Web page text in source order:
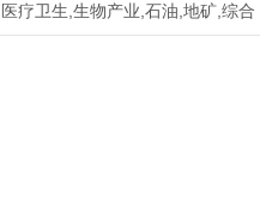
医疗卫生,生物产业,石油,地矿,综合